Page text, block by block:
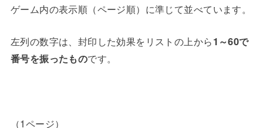
ゲーム内の表示順（ページ順）に準じて並べています。
左列の数字は、封印した効果をリストの上から1～60で
番号を振ったものです。
（1ページ）